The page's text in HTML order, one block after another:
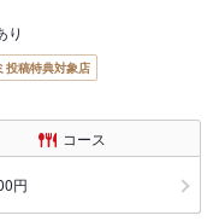
り
投稿特典対象店
コース
円